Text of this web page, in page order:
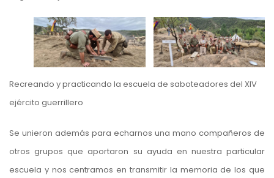
Recreando y practicando la escuela de saboteadores del XIV
ejército guerrillero
Se unieron además para echarnos una mano compañeros de
otros grupos que aportaron su ayuda en nuestra particular
escuela y nos centramos en transmitir la memoria de los que